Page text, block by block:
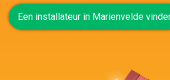
Een installateur in Marienvelde